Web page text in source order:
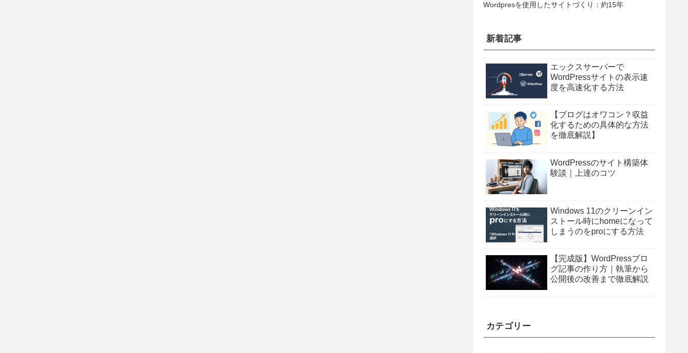
Wordpresを使用したサイトづくり：約15年
新着記事
エックスサーバーで
WordPressサイトの表示速
度を高速化する方法
【ブログはオワコン？収益
化するための具体的な方法
を徹底解説】
WordPressのサイト構築体
験談｜上達のコツ
Windows 11のクリーンイン
ストール時にhomeになって
しまうのをproにする方法
【完成版】WordPressブロ
グ記事の作り方｜執筆から
公開後の改善まで徹底解説
カテゴリー